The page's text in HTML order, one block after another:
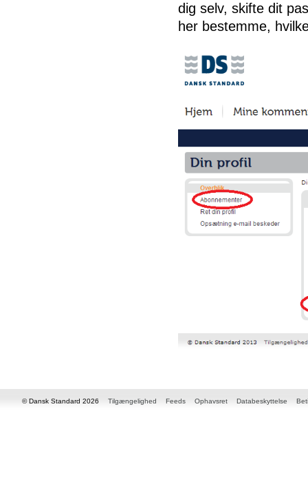
dig selv, skifte dit
her bestemme,
© Dansk Standard 2026 Tilgængelighed Feeds Ophavsret Databeskyttelse